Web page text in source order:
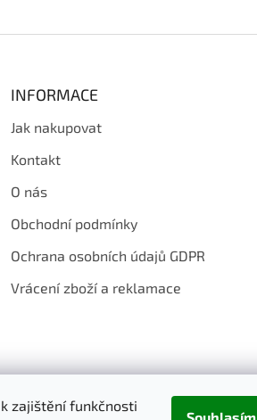
zajištění funkčnosti
INFORMACE
Jak nakupovat
Kontakt
O nás
Obchodní podmínky
Ochrana osobních údajů GDPR
Vrácení zboží a reklamace